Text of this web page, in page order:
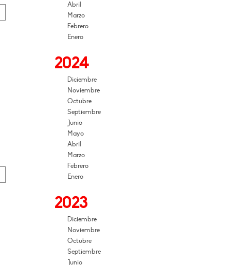
Abril
Marzo
Febrero
Enero
2024
Diciembre
Noviembre
Octubre
Septiembre
Junio
Mayo
Abril
Marzo
Febrero
Enero
2023
Diciembre
Noviembre
Octubre
Septiembre
Junio